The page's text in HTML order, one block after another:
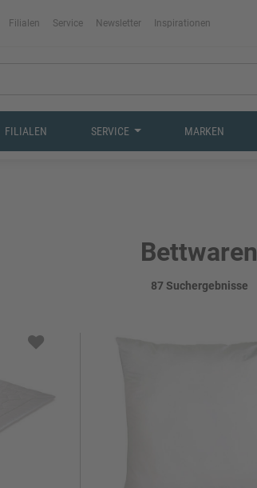
Filialen Service Newsletter Inspirationen
FILIALEN SERVICE MARKEN
Bettwaren
87 Suchergebnisse